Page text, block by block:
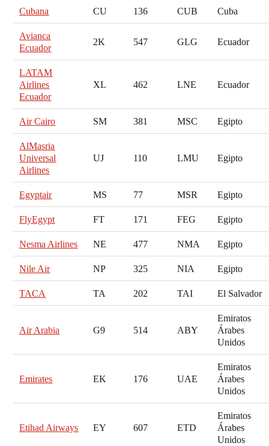
Cubana CU 136 CUB Cuba
Avianca
Ecuador
2K 547 GLG Ecuador
LATAM
Airlines
Ecuador
XL 462 LNE Ecuador
Air Cairo SM 381 MSC Egipto
AlMasria
Universal
Airlines
UJ 110 LMU Egipto
Egyptair MS 77 MSR Egipto
FlyEgypt FT 171 FEG Egipto
Nesma Airlines NE 477 NMA Egipto
Nile Air NP 325 NIA Egipto
TACA TA 202 TAI El Salvador
Air Arabia G9 514 ABY
Emiratos
Árabes
Unidos
Emirates EK 176 UAE
Emiratos
Árabes
Unidos
Etihad Airways EY 607 ETD
Emiratos
Árabes
Unidos